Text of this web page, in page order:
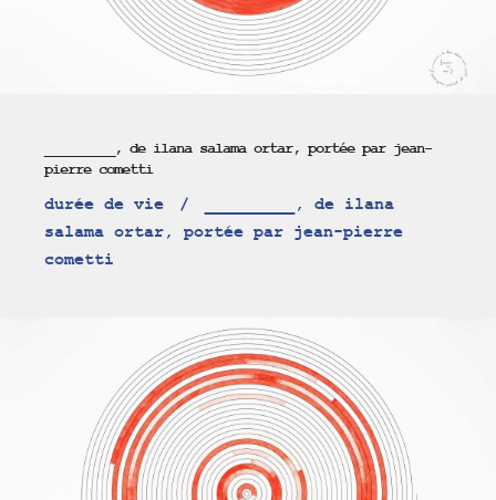
_________, de ilana salama ortar, portée par jean-
pierre cometti
durée de vie
_________, de ilana
salama ortar, portée par jean-pierre
cometti